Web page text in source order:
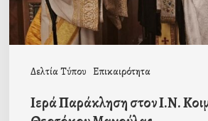
Δελτία Τύπου Επικαιρότητα
Μαγούλας
Ιερά Παράκληση στον Ι.Ν.